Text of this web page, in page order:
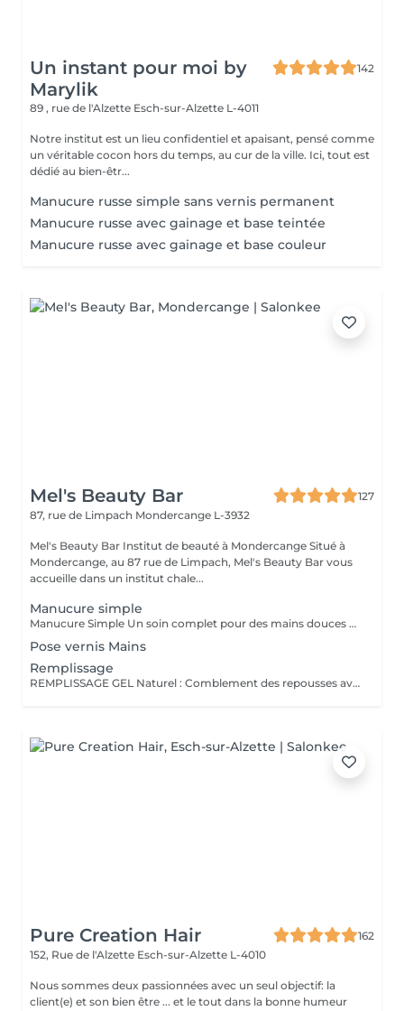
Un instant pour moi by
Marylik
142
89 , rue de l'Alzette Esch-sur-Alzette L-4011
Notre institut est un lieu confidentiel et apaisant, pensé comme
un véritable cocon hors du temps, au cur de la ville. Ici, tout est
dédié au bien-êtr...
Manucure russe simple sans vernis permanent
Manucure russe avec gainage et base teintée
Manucure russe avec gainage et base couleur
Mel's Beauty Bar
127
87, rue de Limpach Mondercange L-3932
Mel's Beauty Bar Institut de beauté à Mondercange Situé à
Mondercange, au 87 rue de Limpach, Mel's Beauty Bar vous
accueille dans un institut chale...
Manucure simple
Manucure Simple Un soin complet pour des mains douces et soignées : Bain des mains aux produits nourrissants Coupe et limage des ongles Travail des cuticules Polissage de l'ongle naturel Masque hydratant Application d'huile nourrissante Petit massage relaxant des mains Idéal pour retrouver des mains nettes, douces et rafraîchies. Pose vernis c'est un supplément
Pose vernis Mains
Remplissage
REMPLISSAGE GEL Naturel : Comblement des repousses avec un rendu neutre. French : Remplissage avec effet french manucure. Couleur : Remplissage avec pose d'une couleur au choix. Baby-Boomer : Remplissage avec dégradé blanc/rosé. Supplément chrome : Effet miroir métallique tendance. Supplément déco : Décorations personnalisées, de 1 à 10 €. Dépose + soin : Retrait professionnel du gel + soin des ongles.
Pure Creation Hair
162
152, Rue de l'Alzette Esch-sur-Alzette L-4010
Nous sommes deux passionnées avec un seul objectif: la
client(e) et son bien être ... et le tout dans la bonne humeur